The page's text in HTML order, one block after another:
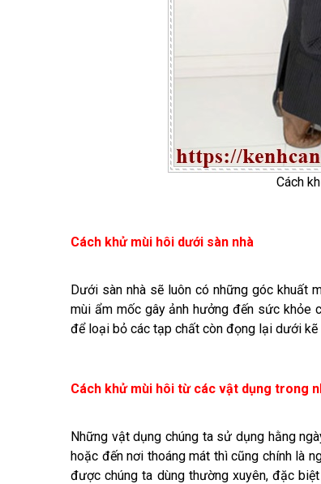
Cách
Cách khử mùi hôi dưới sàn nhà
Dưới sàn nhà sẽ luôn có những góc khuất
mùi ẩm mốc gây ảnh hưởng đến sức khỏe
để loại bỏ các tạp chất còn đọng lại dưới kẽ
Cách khử mùi hôi từ các vật dụng trong
Những vật dụng chúng ta sử dụng hằng
hoặc đến nơi thoáng mát thì cũng chính là
được chúng ta dùng thường xuyên, đặc